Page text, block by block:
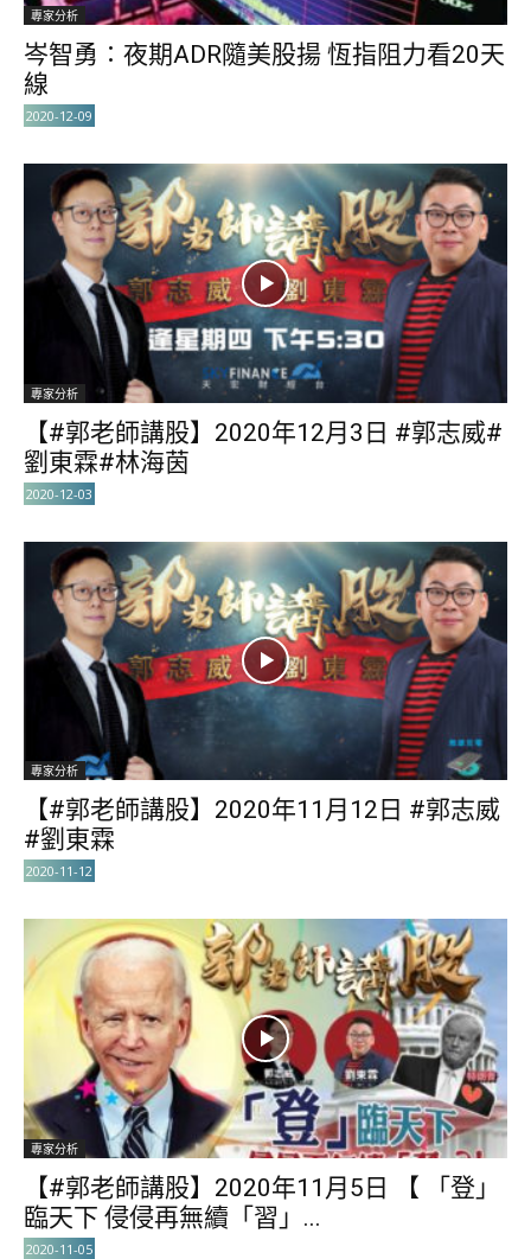
專家分析
岑智勇∶夜期ADR隨美股揚 恆指阻力看20天
線
2020-12-09
專家分析
【#郭老師講股】2020年12月3日 #郭志威#
劉東霖#林海茵
2020-12-03
專家分析
【#郭老師講股】2020年11月12日 #郭志威
#劉東霖
2020-11-12
專家分析
【#郭老師講股】2020年11月5日 【 「登」
臨天下 侵侵再無續「習」...
2020-11-05